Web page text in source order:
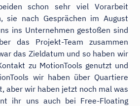
schon sehr viel Vorarbeit
sie nach Gesprächen im August
ins Unternehmen gestoßen sind
das Projekt-Team zusammen
das Zieldatum und so haben wir
zu MotionTools genutzt und
wir haben über Quartiere
aber wir haben jetzt noch mal was
ihr uns auch bei Free-Floating